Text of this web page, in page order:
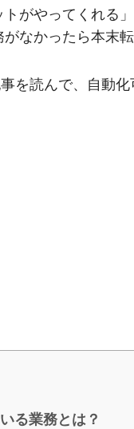
トがやってくれる
なかったら本末転
を読んで、自動
る業務とは？